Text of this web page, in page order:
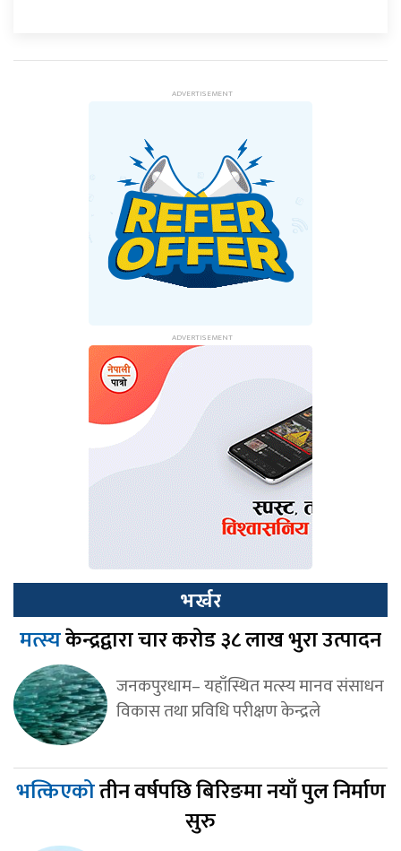
भर्खर
मत्स्यकेन्द्रद्वारा चार करोड ३८ लाख भुरा उत्पादन
जनकपुरधाम– यहाँस्थित मत्स्य मानव संसाधन
विकास तथा प्रविधि परीक्षण केन्द्रले
भत्किएकोतीन वर्षपछि बिरिङमा नयाँ पुल निर्माण
सुरु